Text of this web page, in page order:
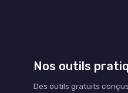
Nos outils
Des outils gratuits